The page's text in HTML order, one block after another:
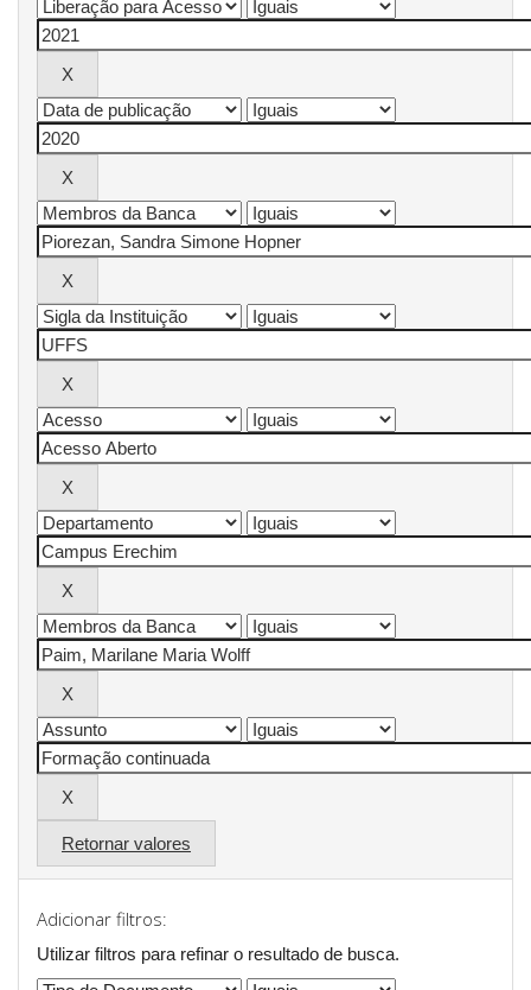
Retornar valores
Adicionar filtros:
Utilizar filtros para refinar o resultado de busca.